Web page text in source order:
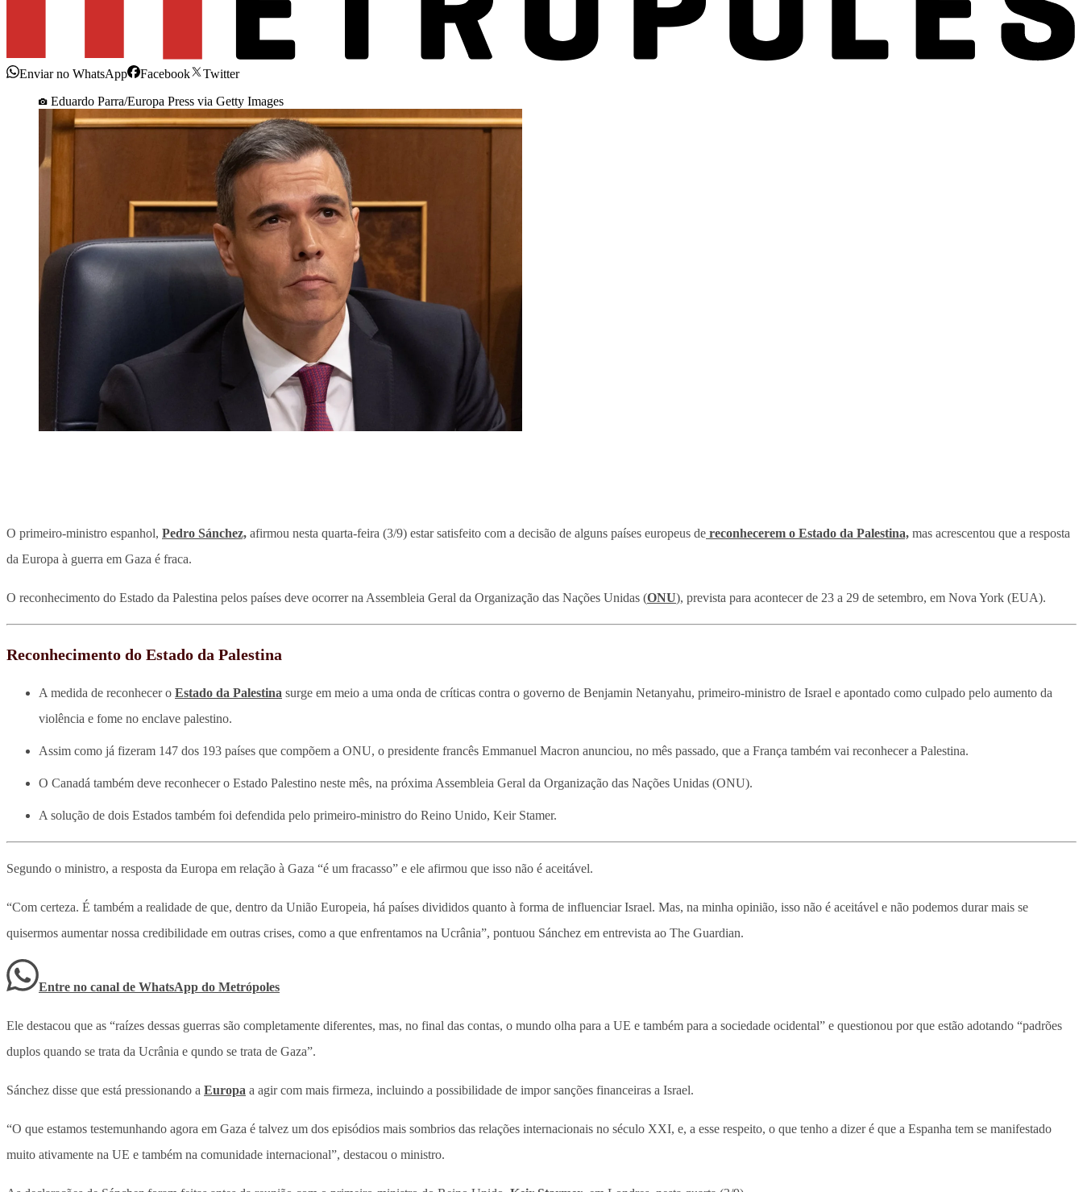
Enviar no WhatsApp Facebook
Twitter
Eduardo Parra/Europa Press via Getty Images
O primeiro-ministro espanhol, Pedro Sánchez, afirmou nesta quarta-feira (3/9) estar satisfeito com a decisão de alguns países europeus de reconhecerem o Estado da Palestina, mas acrescentou que a resposta
da Europa à guerra em Gaza é fraca.
O reconhecimento do Estado da Palestina pelos países deve ocorrer na Assembleia Geral da Organização das Nações Unidas (ONU), prevista para acontecer de 23 a 29 de setembro, em Nova York (EUA).
Reconhecimento do Estado da Palestina
A medida de reconhecer o Estado da Palestina surge em meio a uma onda de críticas contra o governo de Benjamin Netanyahu, primeiro-ministro de Israel e apontado como culpado pelo aumento da
violência e fome no enclave palestino.
Assim como já fizeram 147 dos 193 países que compõem a ONU, o presidente francês Emmanuel Macron anunciou, no mês passado, que a França também vai reconhecer a Palestina.
O Canadá também deve reconhecer o Estado Palestino neste mês, na próxima Assembleia Geral da Organização das Nações Unidas (ONU).
A solução de dois Estados também foi defendida pelo primeiro-ministro do Reino Unido, Keir Stamer.
Segundo o ministro, a resposta da Europa em relação à Gaza “é um fracasso” e ele afirmou que isso não é aceitável.
“Com certeza. É também a realidade de que, dentro da União Europeia, há países divididos quanto à forma de influenciar Israel. Mas, na minha opinião, isso não é aceitável e não podemos durar mais se
quisermos aumentar nossa credibilidade em outras crises, como a que enfrentamos na Ucrânia”, pontuou Sánchez em entrevista ao The Guardian.
Entre no canal de WhatsApp do Metrópoles
Ele destacou que as “raízes dessas guerras são completamente diferentes, mas, no final das contas, o mundo olha para a UE e também para a sociedade ocidental” e questionou por que estão adotando “padrões
duplos quando se trata da Ucrânia e qundo se trata de Gaza”.
Sánchez disse que está pressionando a Europa a agir com mais firmeza, incluindo a possibilidade de impor sanções financeiras a Israel.
“O que estamos testemunhando agora em Gaza é talvez um dos episódios mais sombrios das relações internacionais no século XXI, e, a esse respeito, o que tenho a dizer é que a Espanha tem se manifestado
muito ativamente na UE e também na comunidade internacional”, destacou o ministro.